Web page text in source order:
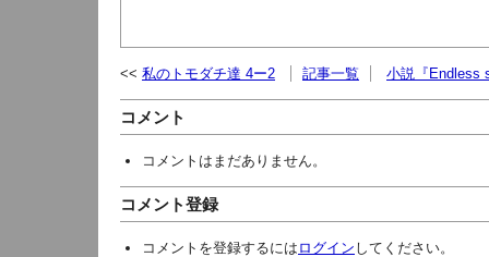
私のトモダチ達 4ー2 記事一覧 小説『Endless
コメント
コメントはまだありません。
コメント登録
コメントを登録するには ログイン してください。